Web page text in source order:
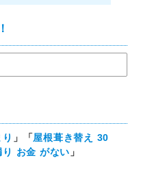
」「屋根葺き替え 30
り お金 がない 」